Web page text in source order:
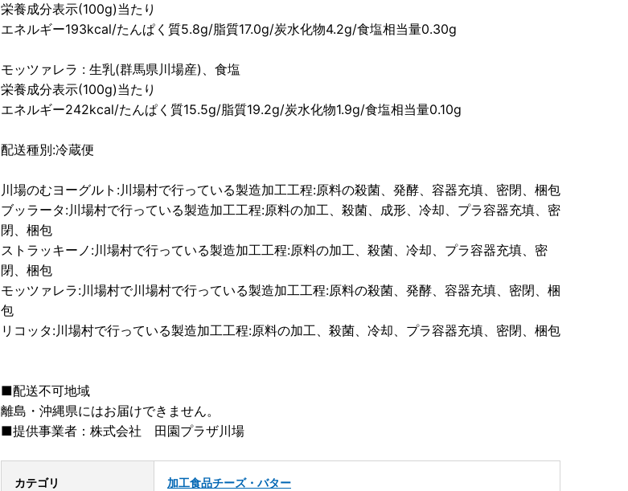
栄養成分表示(100g)当たり
エネルギー193kcal/たんぱく質5.8g/脂質17.0g/炭水化物4.2g/食塩相当量0.30g
モッツァレラ : 生乳(群馬県川場産)、食塩
栄養成分表示(100g)当たり
エネルギー242kcal/たんぱく質15.5g/脂質19.2g/炭水化物1.9g/食塩相当量0.10g
配送種別:冷蔵便
川場のむヨーグルト:川場村で行っている製造加工工程:原料の殺菌、発酵、容器充填、密閉、梱包
ブッラータ:川場村で行っている製造加工工程:原料の加工、殺菌、成形、冷却、プラ容器充填、密
閉、梱包
ストラッキーノ:川場村で行っている製造加工工程:原料の加工、殺菌、冷却、プラ容器充填、密
閉、梱包
モッツァレラ:川場村で川場村で行っている製造加工工程:原料の殺菌、発酵、容器充填、密閉、梱
包
リコッタ:川場村で行っている製造加工工程:原料の加工、殺菌、冷却、プラ容器充填、密閉、梱包
■配送不可地域
離島・沖縄県にはお届けできません。
■提供事業者：株式会社 田園プラザ川場
カテゴリ 加工食品チーズ・バター